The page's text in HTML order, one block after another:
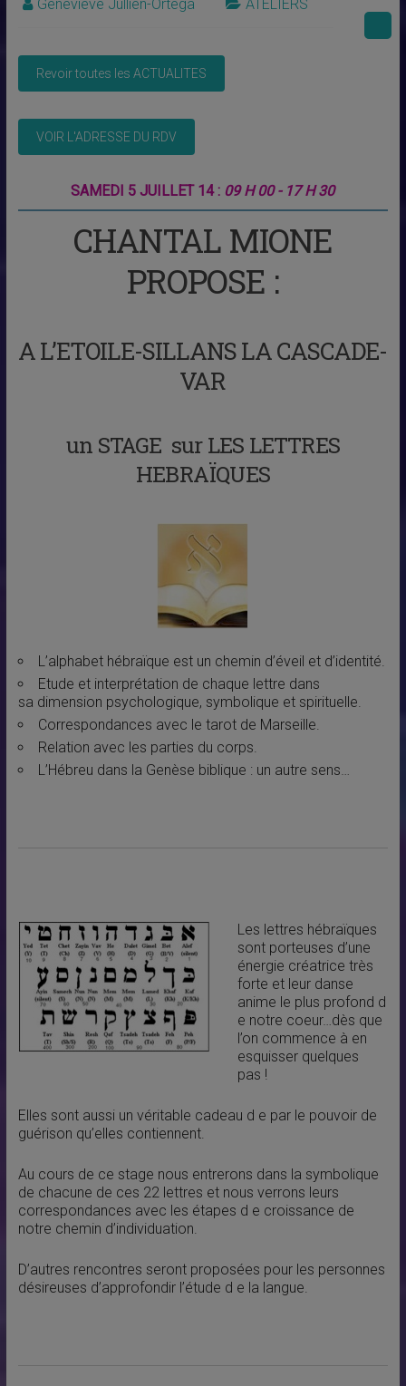
Geneviève Jullien-Ortega ATELIERS
SAMEDI 5 JUILLET 14 : 09 H 00 - 17 H 30
CHANTAL MIONE
PROPOSE :
A L’ETOILE-SILLANS LA CASCADE-
VAR
un STAGE sur LES LETTRES
HEBRAÏQUES
L’alphabet hébraïque est un chemin d’éveil et d’identité.
Etude et interprétation de chaque lettre dans
sa dimension psychologique, symbolique et spirituelle.
Correspondances avec le tarot de Marseille.
Relation avec les parties du corps.
L’Hébreu dans la Genèse biblique : un autre sens…
Les lettres hébraïques
sont porteuses d’une
énergie créatrice très
forte et leur danse
anime le plus profond d
e notre coeur…dès que
l’on commence à en
esquisser quelques
pas !
Elles sont aussi un véritable cadeau d e par le pouvoir de
guérison qu’elles contiennent.
Au cours de ce stage nous entrerons dans la symbolique
de chacune de ces 22 lettres et nous verrons leurs
correspondances avec les étapes d e croissance de
notre chemin d’individuation.
D’autres rencontres seront proposées pour les personnes
désireuses d’approfondir l’étude d e la langue.